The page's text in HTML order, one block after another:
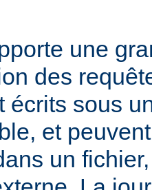
une
des
écrits sous
et
un